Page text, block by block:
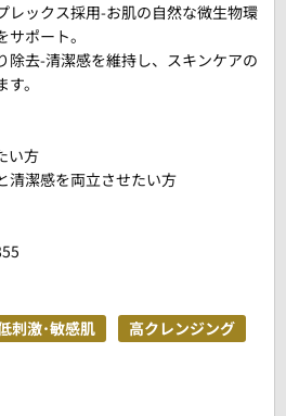
レックス採用-お肌の自然な微生物環
ポート。
除去-清潔感を維持し、スキンケアの
。
い方
清潔感を両立させたい方
刺激･敏感肌
高クレンジング